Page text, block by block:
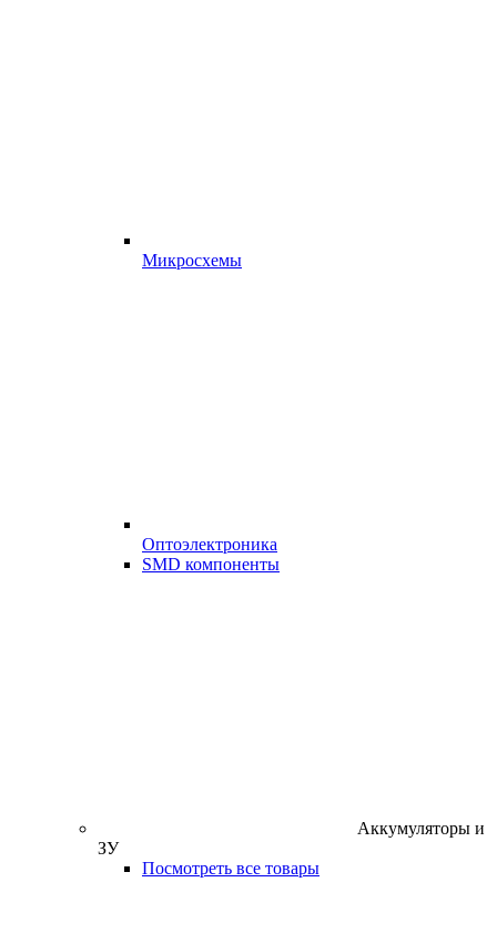
Микросхемы
Оптоэлектроника
SMD компоненты
Аккумуляторы и
ЗУ
Посмотреть все товары